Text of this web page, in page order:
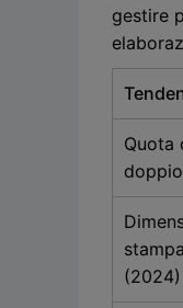
gestire
Quota
(2024)